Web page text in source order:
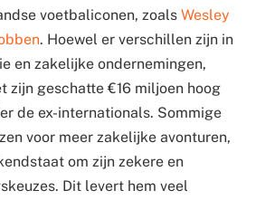
voetbaliconen, zoals Wesley
. Hoewel er verschillen zijn in
en zakelijke ondernemingen,
zijn geschatte €16 miljoen hoog
de ex-internationals. Sommige
voor meer zakelijke avonturen,
om zijn zekere en
Dit levert hem veel